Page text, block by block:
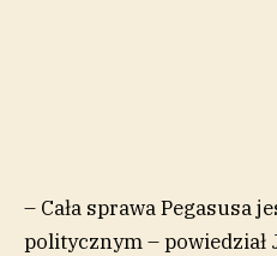
– Cała sprawa Pegasusa
politycznym – powiedział